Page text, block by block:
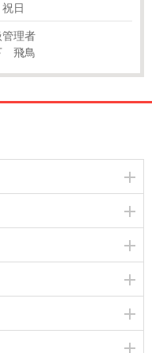
日
理者
飛鳥